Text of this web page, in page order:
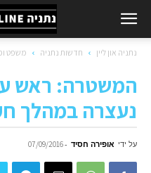
נתניה און ליין חדשות נתניה משפט
המשטרה: ראש
נעצרה במהלך
על ידי אופירה חסיד -
07/09/2016